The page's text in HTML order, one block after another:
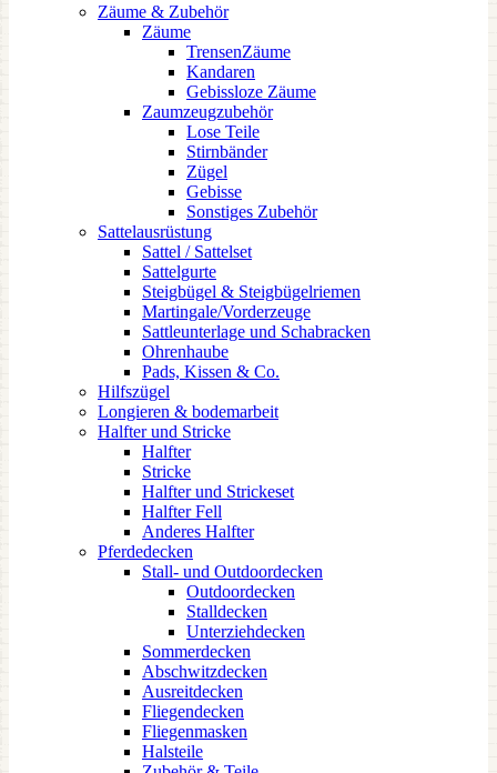
Zäume & Zubehör
Zäume
TrensenZäume
Kandaren
Gebissloze Zäume
Zaumzeugzubehör
Lose Teile
Stirnbänder
Zügel
Gebisse
Sonstiges Zubehör
Sattelausrüstung
Sattel / Sattelset
Sattelgurte
Steigbügel & Steigbügelriemen
Martingale/Vorderzeuge
Sattleunterlage und Schabracken
Ohrenhaube
Pads, Kissen & Co.
Hilfszügel
Longieren & bodemarbeit
Halfter und Stricke
Halfter
Stricke
Halfter und Strickeset
Halfter Fell
Anderes Halfter
Pferdedecken
Stall- und Outdoordecken
Outdoordecken
Stalldecken
Unterziehdecken
Sommerdecken
Abschwitzdecken
Ausreitdecken
Fliegendecken
Fliegenmasken
Halsteile